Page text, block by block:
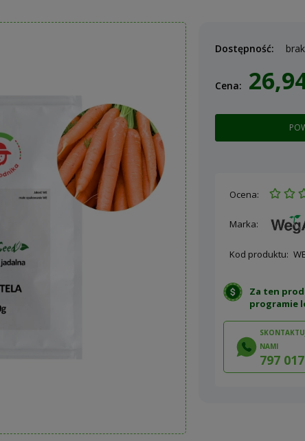
Dostępność:
Cena:
Ocena:
Marka:
Kod produktu:
Za ten
programie
NAMI
797